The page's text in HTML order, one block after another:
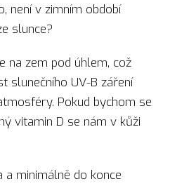
není v zimním období
slunce?
na zem pod úhlem, což
slunečního UV-B záření
Pokud bychom se
vitamin D se nám v kůži
a minimálně do konce